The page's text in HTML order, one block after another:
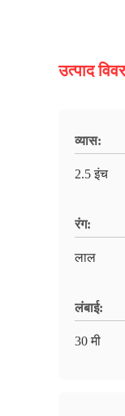
उत्पाद
व्यास:
2.5 इंच
रंग:
लाल
लंबाई:
30 मी